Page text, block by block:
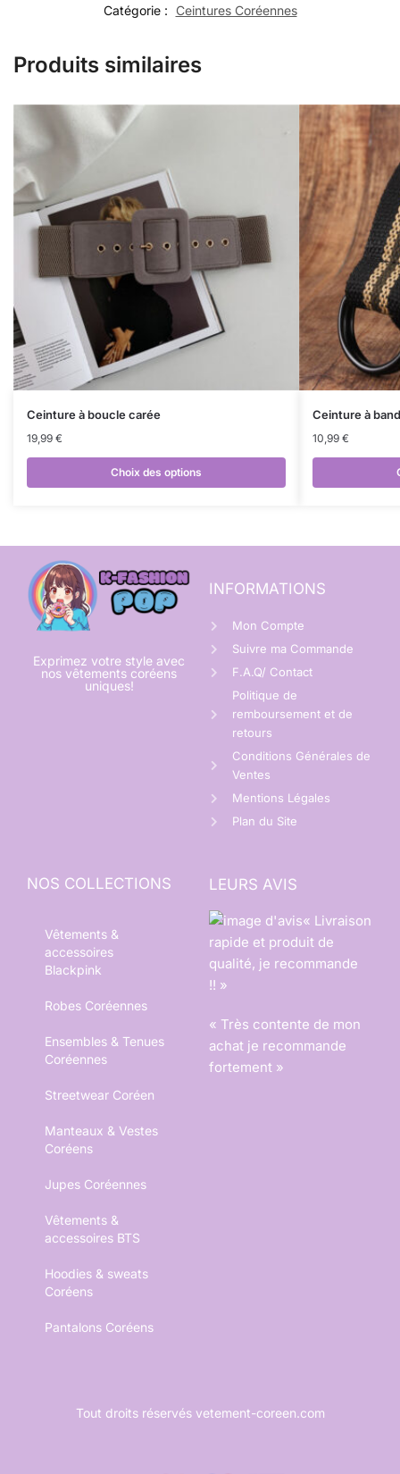
Catégorie :
Ceintures Coréennes
Produits similaires
Ceinture à boucle carée
19,99 €
Choix des options
Ceinture à
10,99 €
Exprimez votre style avec
nos vêtements coréens
uniques!
INFORMATIONS
Mon Compte
Suivre ma Commande
F.A.Q/ Contact
Politique de
remboursement et de
retours
Conditions Générales de
Ventes
Mentions Légales
Plan du Site
NOS COLLECTIONS
Vêtements &
accessoires
Blackpink
Robes Coréennes
Ensembles & Tenues
Coréennes
Streetwear Coréen
Manteaux & Vestes
Coréens
Jupes Coréennes
Vêtements &
accessoires BTS
Hoodies & sweats
Coréens
Pantalons Coréens
LEURS AVIS
« Livraison
rapide et produit de
qualité, je recommande
!! »
« Très contente de mon
achat je recommande
fortement »
Tout droits réservés vetement-coreen.com